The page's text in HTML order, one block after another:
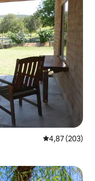
Gemiddelde
4,87 (203)